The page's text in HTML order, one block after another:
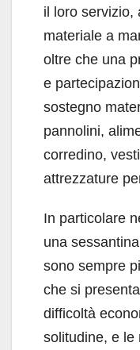
il loro servizio,
materiale a
oltre che una
e
sostegno
pannolini,
corredino,
attrezzature
In particolare
una
sono sempre
che si
difficoltà
solitudine, e le